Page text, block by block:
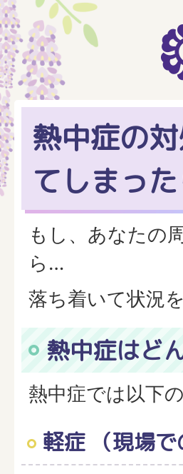
熱中症の
てしまっ
もし、あなたの
ら…
落ち着いて状況
熱中症はど
熱中症では以下
軽症 （現場